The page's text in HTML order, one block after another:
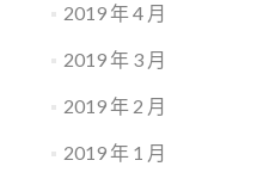
2019 年 4 月
2019 年 3 月
2019 年 2 月
2019 年 1 月